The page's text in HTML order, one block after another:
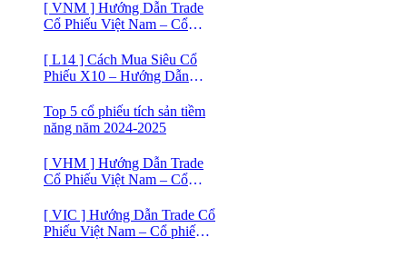
[ VNM ] Hướng Dẫn Trade
Cổ Phiếu Việt Nam – Cổ
[ L14 ] Cách Mua Siêu Cổ
Phiếu X10 – Hướng Dẫn
Cổ phiếu BĐS Licogi 14
Top 5 cổ phiếu tích sản tiềm
năng năm 2024-2025
[ VHM ] Hướng Dẫn Trade
Cổ Phiếu Việt Nam – Cổ
[ VIC ] Hướng Dẫn Trade Cổ
Phiếu Việt Nam – Cổ phiếu